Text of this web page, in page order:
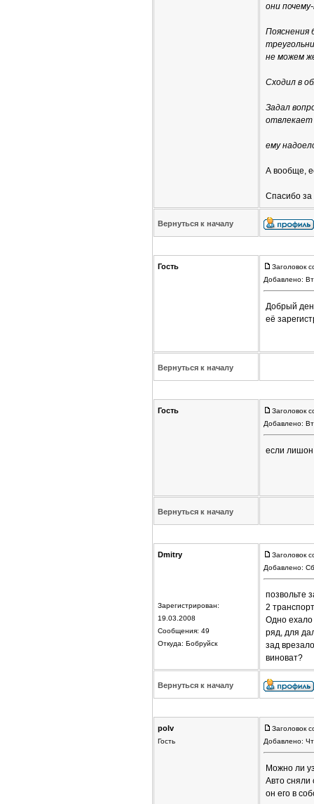
они
Пояснения
не можем
Сходил в
Задал
отвлекает
ему
А вообще,
Спасибо за
Вернуться к началу
Гость
Заголовок
Добавлено:
Добрый
её
Вернуться к началу
Гость
Заголовок
Добавлено:
если лишон
Вернуться к началу
Dmitry
Зарегистрирован:
19.03.2008
Сообщения: 49
Откуда: Бобруйск
Заголовок
Добавлено:
позвольте
2
Одно ехало
ряд, для
зад
виноват?
Вернуться к началу
polv
Гость
Заголовок
Добавлено:
Можно ли
Авто сняли
он его в